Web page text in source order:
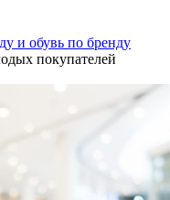
и обувь по бренду
покупателей